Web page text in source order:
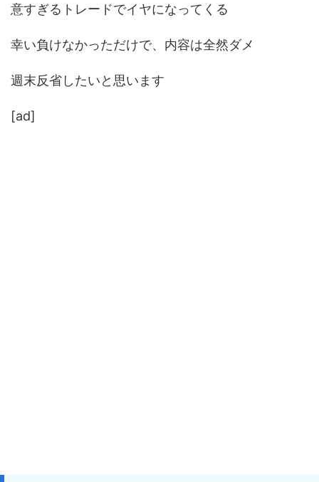
意すぎるトレードでイヤになってくる
幸い負けなかっただけで、内容は全然ダメ
週末反省したいと思います
[ad]